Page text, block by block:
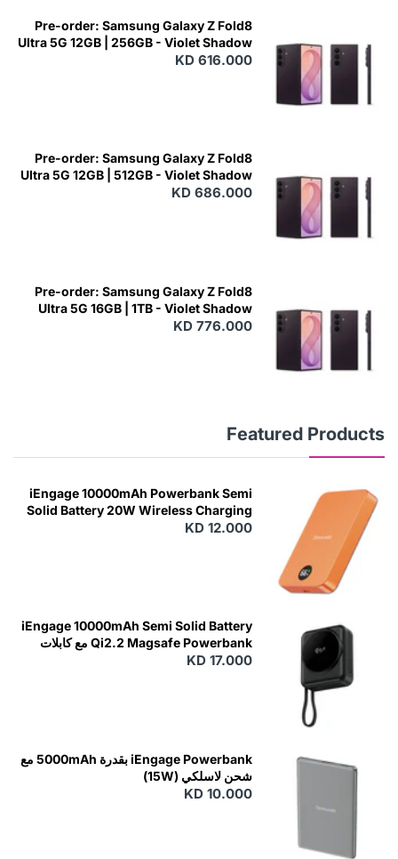
Pre-order: Samsung Galaxy Z Fold8
Ultra 5G 12GB | 256GB - Violet Shadow
KD 616.000
Pre-order: Samsung Galaxy Z Fold8
Ultra 5G 12GB | 512GB - Violet Shadow
KD 686.000
Pre-order: Samsung Galaxy Z Fold8
Ultra 5G 16GB | 1TB - Violet Shadow
KD 776.000
Featured Products
iEngage 10000mAh Powerbank Semi
Solid Battery 20W Wireless Charging
KD 12.000
iEngage 10000mAh Semi Solid Battery
Qi2.2 Magsafe Powerbank مع كابلات
مدمجة
KD 17.000
iEngage Powerbank بقدرة 5000mAh مع
شحن لاسلكي (15W)
KD 10.000